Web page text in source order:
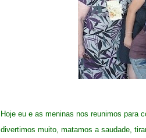
Hoje eu e as meninas nos reunimos para
divertimos muito, matamos a saudade,